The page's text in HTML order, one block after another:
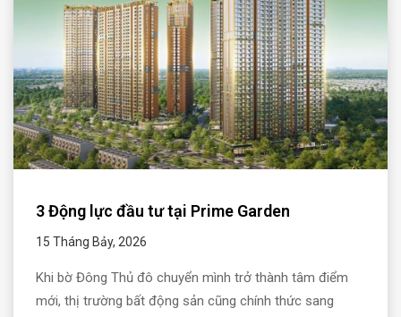
3 Động lực đầu tư tại Prime Garden
15 Tháng Bảy, 2026
Khi bờ Đông Thủ đô chuyển mình trở thành tâm điểm
mới, thị trường bất động sản cũng chính thức sang